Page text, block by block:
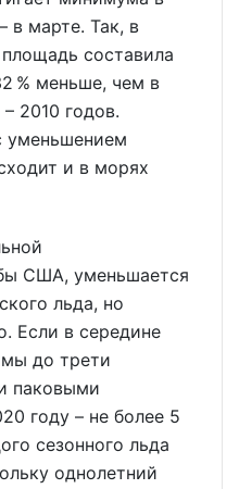
в марте. Так, в
составила
% меньше, чем в
2010 годов.
уменьшением
и в морях
США, уменьшается
льда, но
Если в середине
до трети
паковыми
году – не более 5
сезонного льда
однолетний